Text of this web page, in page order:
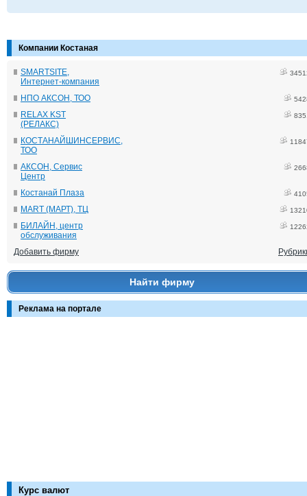
Компании Костаная
SMARTSITE,
Интернет-компания
НПО АКСОН, ТОО
RELAX KST
(РЕЛАКС)
КОСТАНАЙШИНСЕРВИС,
ТОО
АКСОН, Сервис
Центр
Костанай Плаза
MART (МАРТ), ТЦ
БИЛАЙН, центр
обслуживания
Добавить фирму
Найти фирму
Реклама на портале
Курс валют